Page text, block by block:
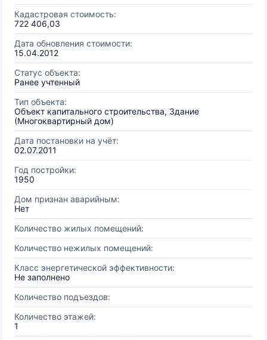
Кадастровая стоимость:
722 406,03
Дата обновления стоимости:
15.04.2012
Статус объекта:
Ранее учтенный
Тип объекта:
Объект капитального строительства, Здание
(Многоквартирный дом)
Дата постановки на учёт:
02.07.2011
Год постройки:
1950
Дом признан аварийным:
Нет
Количество жилых помещений:
Количество нежилых помещений:
Класс энергетической эффективности:
Не заполнено
Количество подъездов:
Количество этажей:
1